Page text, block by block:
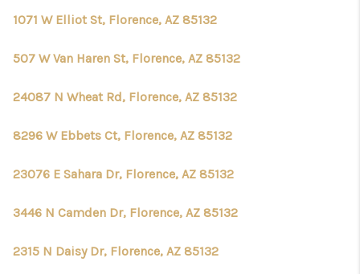
1071 W Elliot St, Florence, AZ 85132
507 W Van Haren St, Florence, AZ 85132
24087 N Wheat Rd, Florence, AZ 85132
8296 W Ebbets Ct, Florence, AZ 85132
23076 E Sahara Dr, Florence, AZ 85132
3446 N Camden Dr, Florence, AZ 85132
2315 N Daisy Dr, Florence, AZ 85132